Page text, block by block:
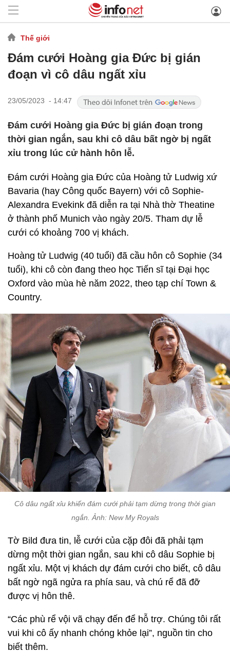
Thế giới
Đám cưới Hoàng gia Đức bị gián
đoạn vì cô dâu ngất xỉu
23/05/2023 - 14:47
Đám cưới Hoàng gia Đức bị gián đoạn trong
thời gian ngắn, sau khi cô dâu bất ngờ bị ngất
xỉu trong lúc cử hành hôn lễ.
Đám cưới Hoàng gia Đức của Hoàng tử Ludwig xứ
Bavaria (hay Công quốc Bayern) với cô Sophie-
Alexandra Evekink đã diễn ra tại Nhà thờ Theatine
ở thành phố Munich vào ngày 20/5. Tham dự lễ
cưới có khoảng 700 vị khách.
Hoàng tử Ludwig (40 tuổi) đã cầu hôn cô Sophie (34
tuổi), khi cô còn đang theo học Tiến sĩ tại Đại học
Oxford vào mùa hè năm 2022, theo tạp chí Town &
Country.
Cô dâu ngất xỉu khiến đám cưới phải tạm dừng trong thời gian
ngắn. Ảnh: New My Royals
Tờ Bild đưa tin, lễ cưới của cặp đôi đã phải tạm
dừng một thời gian ngắn, sau khi cô dâu Sophie bị
ngất xỉu. Một vị khách dự đám cưới cho biết, cô dâu
bất ngờ ngã ngửa ra phía sau, và chú rể đã đỡ
được vị hôn thê.
“Các phù rể vội vã chạy đến để hỗ trợ. Chúng tôi rất
vui khi cô ấy nhanh chóng khỏe lại”, nguồn tin cho
biết thêm.